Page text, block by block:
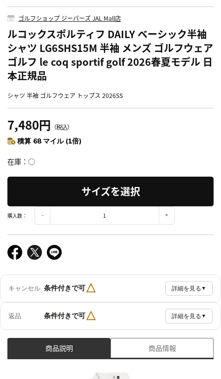
ゴルフショップ ジーパーズ JAL Mall店
ルコックスポルティフ DAILY ベーシック半袖
シャツ LG6SHS15M 半袖 メンズ ゴルフウェア
ゴルフ le coq sportif golf 2026春夏モデル 日
本正規品
シャツ 半袖 ゴルフウェア トップス 2026SS
7,480円 （税込）
積算 68 マイル (1倍)
在庫 ○
サイズを選択
購入数：
キャンセル 条件付きで可△ 詳細を見る ▼
返品 条件付きで可△ 詳細を見る ▼
商品説明 商品情報